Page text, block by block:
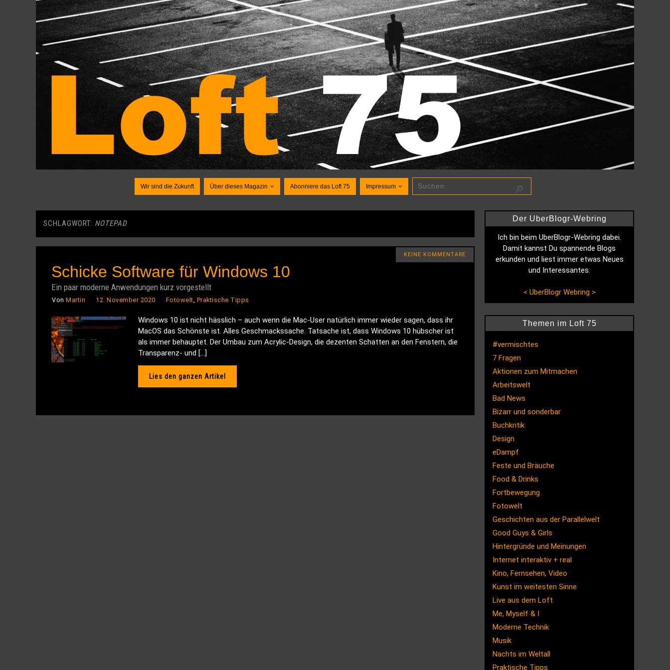
Wir sind die Zukunft Über dieses Magazin Abonniere das Loft 75 Impressum
SCHLAGWORT: NOTEPAD
KEINE KOMMENTARE
Schicke Software für Windows 10
Ein paar moderne Anwendungen kurz vorgestellt
Von Martin 12. November 2020 Fotowelt, Praktische Tipps
Windows 10 ist nicht hässlich – auch wenn die Mac-User natürlich immer wieder sagen, dass ihr
MacOS das Schönste ist. Alles Geschmackssache. Tatsache ist, dass Windows 10 hübscher ist
als immer behauptet. Der Umbau zum Acrylic-Design, die dezenten Schatten an den Fenstern, die
Transparenz- und […]
Lies den ganzen Artikel
Der UberBlogr-Webring
Ich bin beim UberBlogr-Webring dabei.
Damit kannst Du spannende Blogs
erkunden und liest immer etwas Neues
und Interessantes.
< UberBlogr Webring >
Themen im Loft 75
#vermischtes
7 Fragen
Aktionen zum Mitmachen
Arbeitswelt
Bad News
Bizarr und sonderbar
Buchkritik
Design
eDampf
Feste und Bräuche
Food & Drinks
Fortbewegung
Fotowelt
Geschichten aus der Parallelwelt
Good Guys & Girls
Hintergründe und Meinungen
Internet interaktiv + real
Kino, Fernsehen, Video
Kunst im weitesten Sinne
Live aus dem Loft
Me, Myself & I
Moderne Technik
Musik
Nachts im Weltall
Praktische Tipps